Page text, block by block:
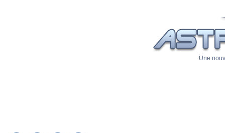
Une